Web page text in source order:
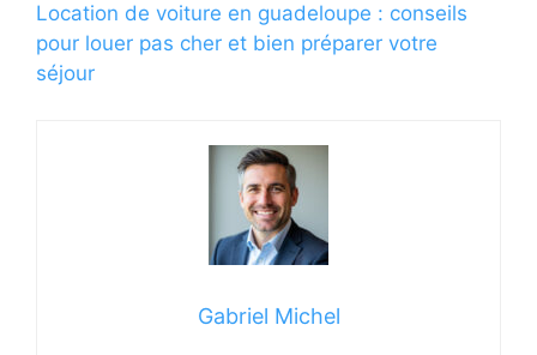
Location de voiture en guadeloupe : conseils
pour louer pas cher et bien préparer votre
séjour
Gabriel Michel